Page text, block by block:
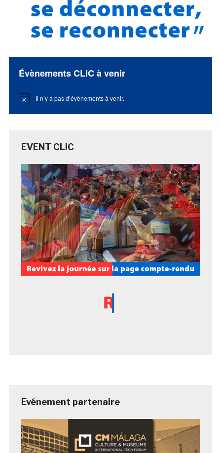
Évènements CLIC à venir
Notice Il n’y a pas d’évènements à venir.
EVENT CLIC
Evénement partenaire